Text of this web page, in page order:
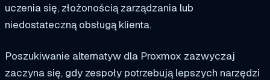
uczenia się, złożonością zarządzania lub
niedostateczną obsługą klienta.
Poszukiwanie alternatyw dla Proxmox zazwyczaj
zaczyna się, gdy zespoły potrzebują lepszych narzędzi